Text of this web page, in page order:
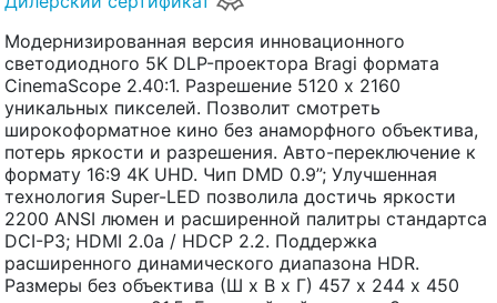
Модернизированная версия инновационного
светодиодного 5K DLP-проектора Bragi формата
CinemaScope 2.40:1. Разрешение 5120 x 2160
уникальных пикселей. Позволит смотреть
широкоформатное кино без анаморфного объектива,
потерь яркости и разрешения. Авто-переключение к
формату 16:9 4K UHD. Чип DMD 0.9”; Улучшенная
технология Super-LED позволила достичь яркости
2200 ANSI люмен и расширенной палитры стандартса
DCI-P3; HDMI 2.0a / HDCP 2.2. Поддержка
расширенного динамического диапазона HDR.
Размеры без объектива (Ш х В х Г) 457 x 244 х 450